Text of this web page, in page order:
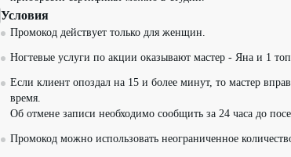
Условия
Промокод действует только для женщин.
Ногтевые услуги по акции оказывают мастер - Яна и 1
Если клиент опоздал на 15 и более минут, то мастер
время.
Об отмене записи необходимо сообщить за 24 часа до
Промокод можно использовать неограниченное